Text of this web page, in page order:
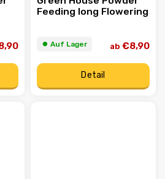
Feeding long Flowering
⏺︎ Auf Lager ab €8,90
Detail